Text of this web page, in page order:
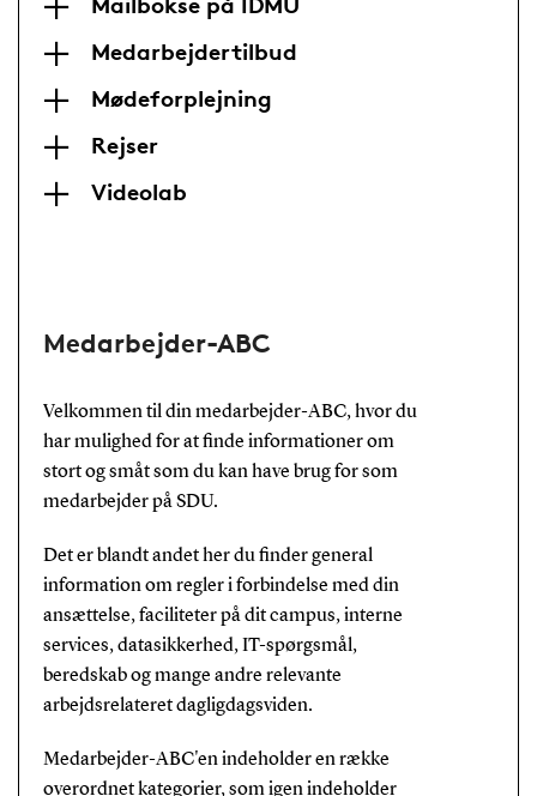
Medarbejdertilbud
Mødeforplejning
Rejser
Videolab
Medarbejder-ABC
Velkommen til din medarbejder-ABC, hvor du
har mulighed for at finde informationer om
stort og småt som du kan have brug for som
medarbejder på SDU.
Det er blandt andet her du finder general
information om regler i forbindelse med din
ansættelse, faciliteter på dit campus, interne
services, datasikkerhed, IT-spørgsmål,
beredskab og mange andre relevante
arbejdsrelateret dagligdagsviden.
Medarbejder-ABC'en indeholder en række
overordnet kategorier, som igen indeholder